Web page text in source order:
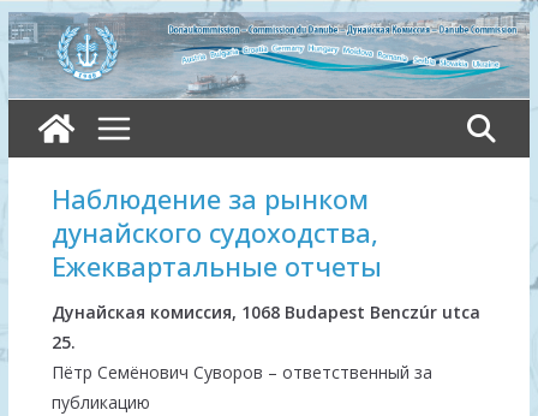
Skip
to
content
Наблюдение за рынком
дунайского судоходства,
Ежеквартальные отчеты
Дунайская комиссия, 1068 Budapest Benczúr utca
25.
Пётр Семёнович Суворов – ответственный за
публикацию